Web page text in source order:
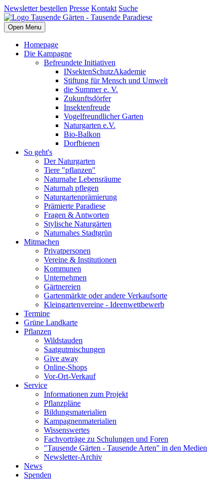
Newsletter bestellen Presse Kontakt Suche
Open Menu
Homepage
Die Kampagne
Befreundete Initiativen
INsektenSchutzAkademie
Stiftung für Mensch und Umwelt
die Summer e. V.
Zukunftsdörfer
Insektenfreude
Vogelfreundlicher Garten
Naturgarten e.V.
Bio-Balkon
Dorfbienen
So geht's
Der Naturgarten
Tiere "pflanzen"
Naturnahe Lebensräume
Naturnah pflegen
Naturgartenprämierung
Prämierte Paradiese
Fragen & Antworten
Stylische Naturgärten
Naturnahes Stadtgrün
Mitmachen
Privatpersonen
Vereine & Institutionen
Kommunen
Unternehmen
Gärtnereien
Gartenmärkte oder andere Verkaufsorte
Kleingartenvereine - Ideenwettbewerb
Termine
Grüne Landkarte
Pflanzen
Wildstauden
Saatgutmischungen
Give away
Online-Shops
Vor-Ort-Verkauf
Service
Informationen zum Projekt
Pflanzpläne
Bildungsmaterialien
Kampagnenmaterialien
Wissenswertes
Fachvorträge zu Schulungen und Foren
"Tausende Gärten - Tausende Arten" in den Medien
Newsletter-Archiv
News
Spenden